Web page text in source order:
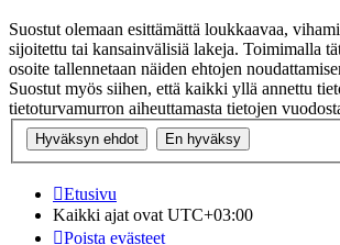
Suostut olemaan esittämättä loukkaavaa,
sijoitettu tai kansainvälisiä lakeja. Toimimalla
osoite tallennetaan näiden ehtojen
Suostut myös siihen, että kaikki yllä annettu
tietoturvamurron aiheuttamasta tietojen
Etusivu
Kaikki ajat ovat UTC+03:00
Poista evästeet